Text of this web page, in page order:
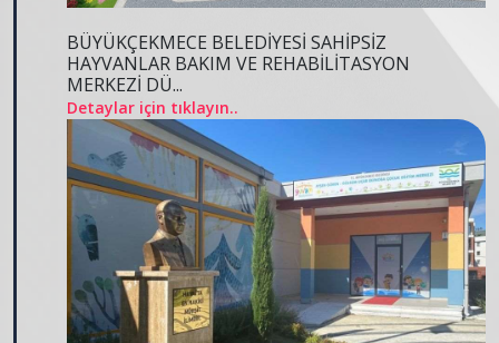
BÜYÜKÇEKMECE BELEDİYESİ SAHİPSİZ
HAYVANLAR BAKIM VE REHABİLİTASYON
MERKEZİ DÜ...
Detaylar için tıklayın..